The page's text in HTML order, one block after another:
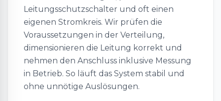
Leitungsschutzschalter und oft einen
eigenen Stromkreis. Wir prüfen die
Voraussetzungen in der Verteilung,
dimensionieren die Leitung korrekt und
nehmen den Anschluss inklusive Messung
in Betrieb. So läuft das System stabil und
ohne unnötige Auslösungen.